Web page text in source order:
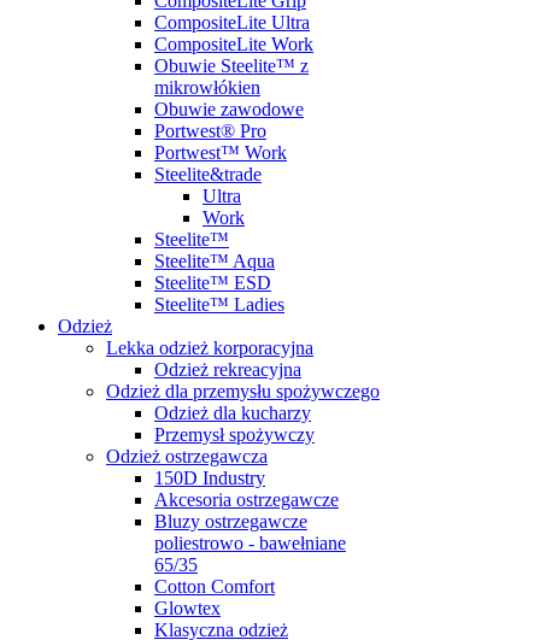
CompositeLite Ultra
CompositeLite Work
Obuwie Steelite™ z
mikrowłókien
Obuwie zawodowe
Portwest® Pro
Portwest™ Work
Steelite&trade
Ultra
Work
Steelite™
Steelite™ Aqua
Steelite™ ESD
Steelite™ Ladies
Odzież
Lekka odzież korporacyjna
Odzież rekreacyjna
Odzież dla przemysłu spożywczego
Odzież dla kucharzy
Przemysł spożywczy
Odzież ostrzegawcza
150D Industry
Akcesoria ostrzegawcze
Bluzy ostrzegawcze
poliestrowo - bawełniane
65/35
Cotton Comfort
Glowtex
Klasyczna odzież